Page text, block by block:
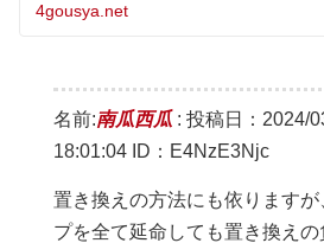
4gousya.net
名前:南瓜西瓜 : 投稿日：2024/
18:01:04 ID：E4NzE3Njc
置き換えの方法にも依ります
プを全て延命しても置き換え